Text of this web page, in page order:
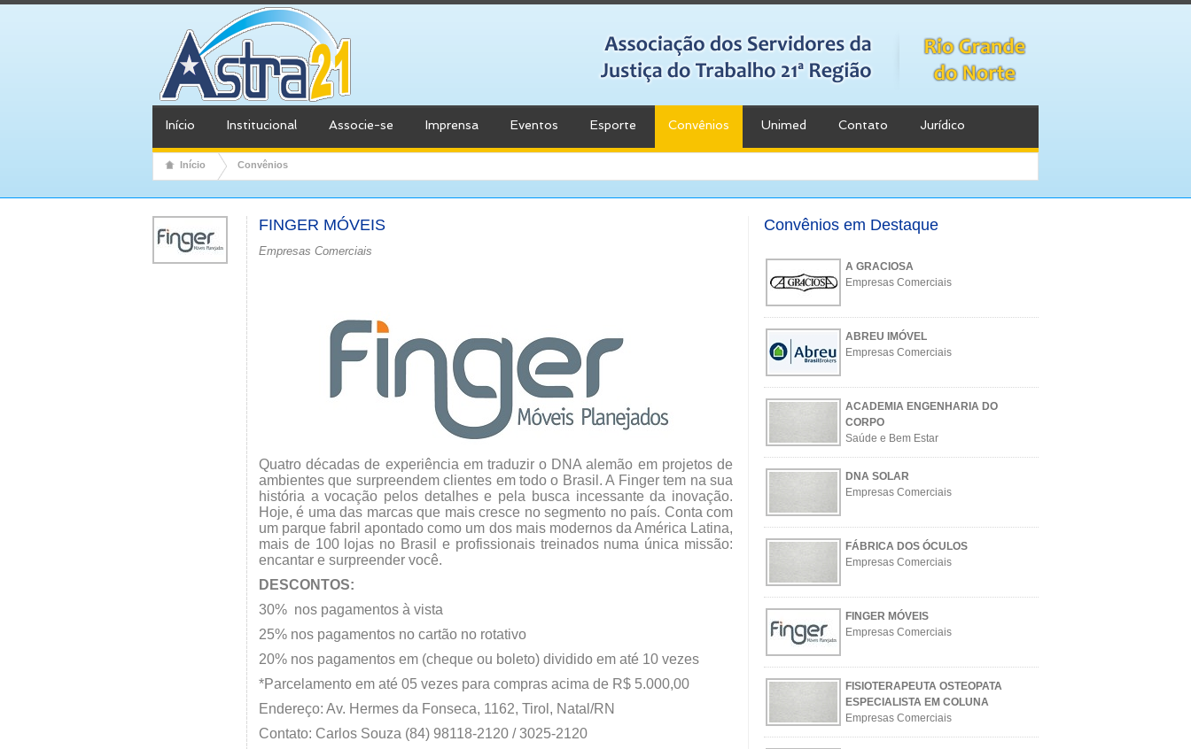
Início Institucional Associe-se Imprensa Eventos Esporte Convênios Unimed Contato Jurídico
Início Convênios
FINGER MÓVEIS
Empresas Comerciais
Quatro décadas de experiência em traduzir o DNA alemão em projetos de
ambientes que surpreendem clientes em todo o Brasil. A Finger tem na sua
história a vocação pelos detalhes e pela busca incessante da inovação.
Hoje, é uma das marcas que mais cresce no segmento no país. Conta com
um parque fabril apontado como um dos mais modernos da América Latina,
mais de 100 lojas no Brasil e profissionais treinados numa única missão:
encantar e surpreender você.
DESCONTOS:
30% nos pagamentos à vista
25% nos pagamentos no cartão no rotativo
20% nos pagamentos em (cheque ou boleto) dividido em até 10 vezes
*Parcelamento em até 05 vezes para compras acima de R$ 5.000,00
Endereço: Av. Hermes da Fonseca, 1162, Tirol, Natal/RN
Contato: Carlos Souza (84) 98118-2120 / 3025-2120
Convênios em Destaque
A GRACIOSA
Empresas Comerciais
ABREU IMÓVEL
Empresas Comerciais
ACADEMIA ENGENHARIA DO
CORPO
Saúde e Bem Estar
DNA SOLAR
Empresas Comerciais
FÁBRICA DOS ÓCULOS
Empresas Comerciais
FINGER MÓVEIS
Empresas Comerciais
FISIOTERAPEUTA OSTEOPATA
ESPECIALISTA EM COLUNA
Empresas Comerciais